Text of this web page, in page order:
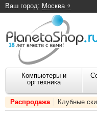
Ваш город: Москва
Компьютеры и
оргтехника
Распродажа Клубные